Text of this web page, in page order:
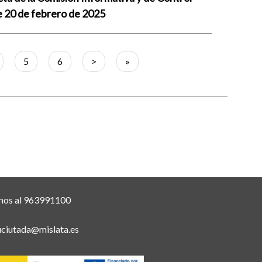
20 de febrero de 2025
Página
5 Página
6
Siguiente
página
>
Última
página
»
al 963991100